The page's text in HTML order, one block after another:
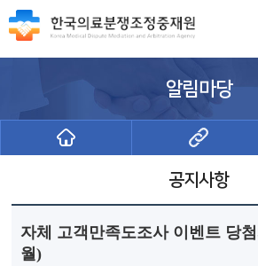
알림마당
공지사항
자체 고객만족도조사 이벤트 당
월)